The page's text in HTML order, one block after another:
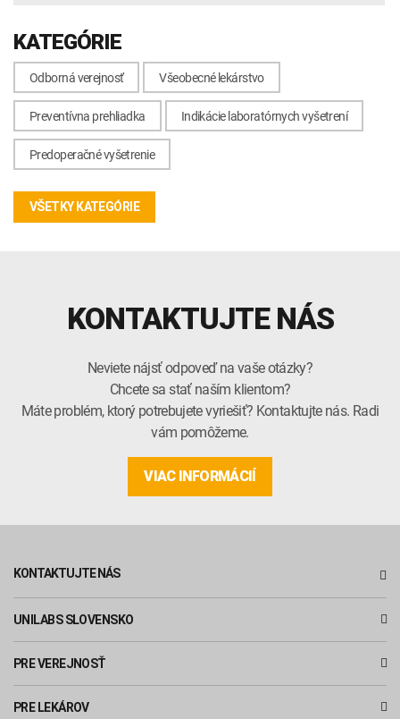
KATEGÓRIE
Odborná verejnosť Všeobecné lekárstvo
Preventívna prehliadka Indikácie laboratórnych vyšetrení
Predoperačné vyšetrenie
VŠETKY KATEGÓRIE
KONTAKTUJTE NÁS
Neviete nájsť odpoveď na vaše otázky?
Chcete sa stať naším klientom?
Máte problém, ktorý potrebujete vyriešiť? Kontaktujte nás. Radi
vám pomôžeme.
VIAC INFORMÁCIÍ
KONTAKTUJTE NÁS
UNILABS SLOVENSKO
PRE VEREJNOSŤ
PRE LEKÁROV